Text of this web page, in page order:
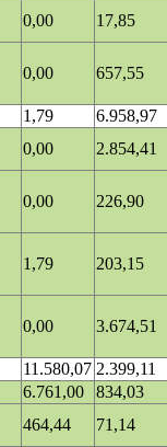
0,00
17,85
0,00 657,55
1,79
6.958,97
0,00
2.854,41
0,00 226,90
1,79 203,15
0,00 3.674,51
11.580,07 2.399,11
6.761,00
834,03
464,44
71,14